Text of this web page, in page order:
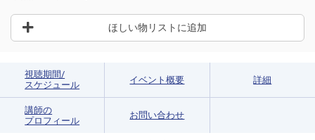
ほしい物リストに追加
視聴期間/
スケジュール
イベント概要 詳細
講師の
プロフィール
お問い合わせ